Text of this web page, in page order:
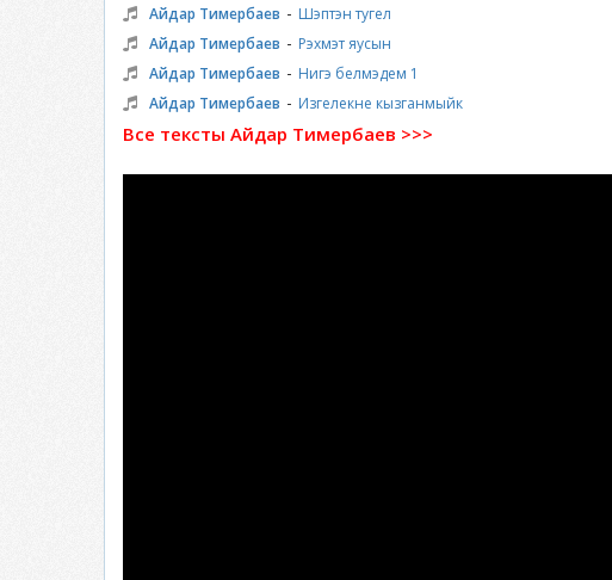
Айдар Тимербаев - Шэптэн тугел
Айдар Тимербаев - Рэхмэт яусын
Айдар Тимербаев - Нигэ белмэдем 1
Айдар Тимербаев - Изгелекне кызганмыйк
Все тексты Айдар Тимербаев >>>